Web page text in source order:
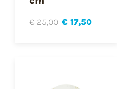
€ 25,00 € 17,50